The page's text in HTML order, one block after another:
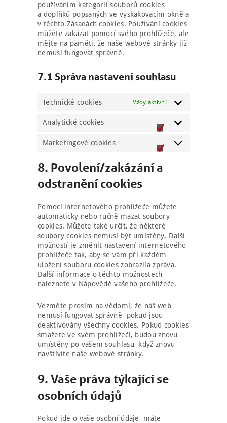
používáním kategorií souborů cookies
a doplňků popsaných ve vyskakovacím okně a
v těchto Zásadách cookies. Používání cookies
můžete zakázat pomocí svého prohlížeče, ale
mějte na paměti, že naše webové stránky již
nemusí fungovat správně.
7.1 Správa nastavení souhlasu
Technické cookies Vždy aktivní
Analytické cookies
Analytické
Marketingové cookies
Marketingové
8. Povolení/zakázání a
odstranění cookies
Pomocí internetového prohlížeče můžete
automaticky nebo ručně mazat soubory
cookies. Můžete také určit, že některé
soubory cookies nemusí být umístěny. Další
možností je změnit nastavení internetového
prohlížeče tak, aby se vám při každém
uložení souboru cookies zobrazila zpráva.
Další informace o těchto možnostech
naleznete v Nápovědě vašeho prohlížeče.
Vezměte prosím na vědomí, že náš web
nemusí fungovat správně, pokud jsou
deaktivovány všechny cookies. Pokud cookies
smažete ve svém prohlížeči, budou znovu
umístěny po vašem souhlasu, když znovu
navštívíte naše webové stránky.
9. Vaše práva týkající se
osobních údajů
Pokud jde o vaše osobní údaje, máte